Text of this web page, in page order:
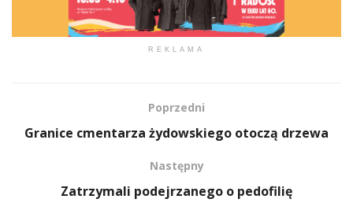
REKLAMA
Poprzedni
Granice cmentarza żydowskiego otoczą drzewa
Następny
Zatrzymali podejrzanego o pedofilię